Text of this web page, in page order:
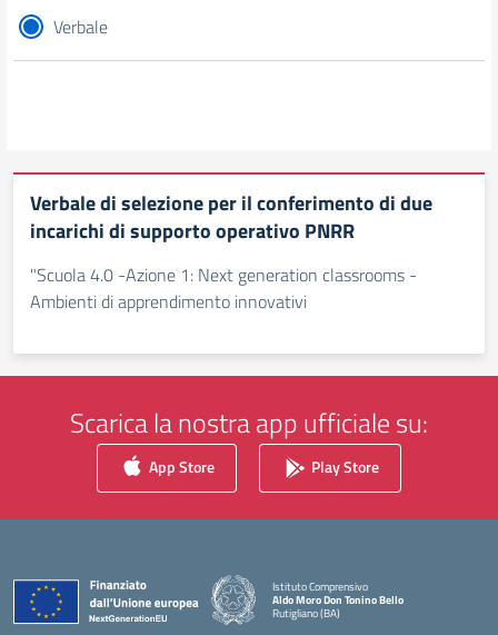
Verbale
Verbale di selezione per il conferimento di due
incarichi di supporto operativo PNRR
"Scuola 4.0 -Azione 1: Next generation classrooms -
Ambienti di apprendimento innovativi
Scarica la nostra app ufficiale su:
App Store Play Store
Istituto Comprensivo
Aldo Moro Don Tonino Bello
Rutigliano (BA)
— Visita la pagina iniziale della scuola